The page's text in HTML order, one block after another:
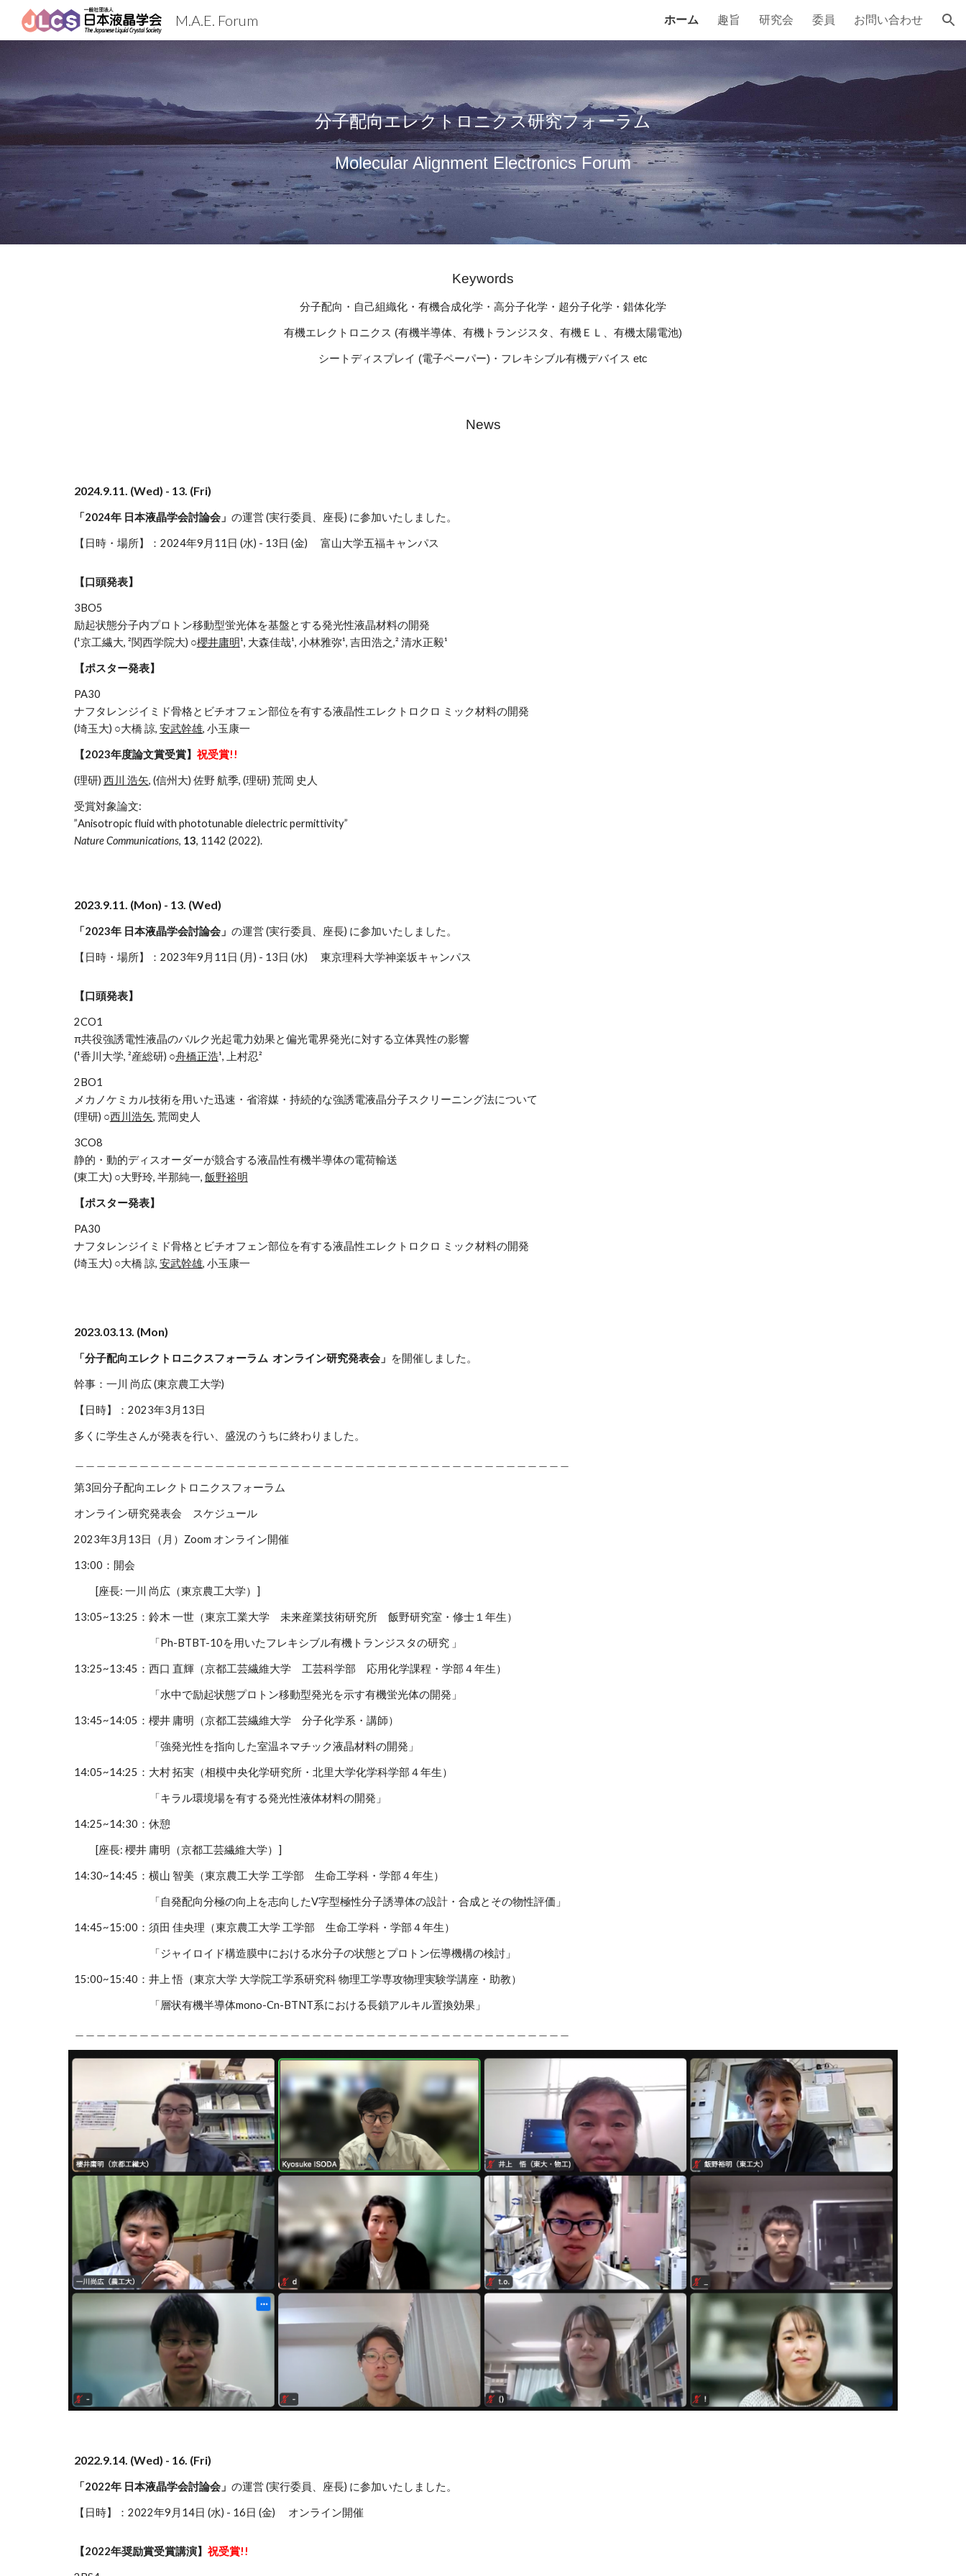
M.A.E. Forum ホーム 趣旨 研究会 委員 お問い合わせ
分子配向エレクトロニクス研究フォーラム
Molecular Alignment Electronics Forum
Keywords
分子配向・自己組織化・有機合成化学・高分子化学・超分子化学・錯体化学
有機エレクトロニクス (有機半導体、有機トランジスタ、有機ＥＬ、有機太陽電池)
シートディスプレイ (電子ペーパー)・フレキシブル有機デバイス etc
News
2024.9.11. (Wed) - 13. (Fri)
「2024年 日本液晶学会討論会」 の運営 (実行委員、座長) に参加いたしました。
【日時・場所】：2024年9月11日 (水) - 13日 (金) 富山大学五福キャンパス
【口頭発表】
3BO5
励起状態分子内プロトン移動型蛍光体を基盤とする発光性液晶材料の開発
(¹京工繊大, ²関西学院大) ○櫻井庸明¹, 大森佳哉¹, 小林雅弥¹, 吉田浩之,² 清水正毅¹
【ポスター発表】
PA30
ナフタレンジイミド骨格とビチオフェン部位を有する液晶性エレクトロクロ ミック材料の開発
(埼玉大) ○大橋 諒, 安武幹雄, 小玉康一
【2023年度論文賞受賞】 祝受賞!!
(理研) 西川 浩矢, (信州大) 佐野 航季, (理研) 荒岡 史人
受賞対象論文:
”Anisotropic fluid with phototunable dielectric permittivity”
Nature Communications, 13, 1142 (2022).
2023.9.11. (Mon) - 13. (Wed)
「2023年 日本液晶学会討論会」 の運営 (実行委員、座長) に参加いたしました。
【日時・場所】：2023年9月11日 (月) - 13日 (水) 東京理科大学神楽坂キャンパス
【口頭発表】
2CO1
π共役強誘電性液晶のバルク光起電力効果と偏光電界発光に対する立体異性の影響
(¹香川大学, ²産総研) ○舟橋正浩¹, 上村忍²
2BO1
メカノケミカル技術を用いた迅速・省溶媒・持続的な強誘電液晶分子スクリーニング法について
(理研) ○西川浩矢, 荒岡史人
3CO8
静的・動的ディスオーダーが競合する液晶性有機半導体の電荷輸送
(東工大) ○大野玲, 半那純一, 飯野裕明
【ポスター発表】
PA30
ナフタレンジイミド骨格とビチオフェン部位を有する液晶性エレクトロクロ ミック材料の開発
(埼玉大) ○大橋 諒, 安武幹雄, 小玉康一
2023.03.13. (Mon)
「分子配向エレクトロニクスフォーラム オンライン研究発表会」 を開催しました。
幹事： 一川 尚広(東京農工大学)
【日時】：2023年3月 13日
多くに学生さんが発表を行い、盛況のうちに終わりました。
第3回分子配向エレクトロニクスフォーラム
オンライン研究発表会 スケジュール
2023年3月13日（月）Zoom オンライン開催
13:00：開会
[座長: 一川 尚広（東京農工大学）]
13:05~13:25：鈴木 ⼀世（東京工業大学 未来産業技術研究所 飯野研究室・修士１年生）
「Ph-BTBT-10を用いたフレキシブル有機トランジスタの研究 」
13:25~13:45：西口 直輝（京都工芸繊維大学 工芸科学部 応用化学課程・学部４年生）
「水中で励起状態プロトン移動型発光を示す有機蛍光体の開発」
13:45~14:05：櫻井 庸明（京都工芸繊維大学 分子化学系・講師）
「強発光性を指向した室温ネマチック液晶材料の開発」
14:05~14:25：大村 拓実（相模中央化学研究所・北里大学化学科学部４年生）
「キラル環境場を有する​発光性液体材料の開発」
14:25~14:30：休憩
[座長: 櫻井 庸明（京都工芸繊維大学）]
14:30~14:45：横山 智美（東京農工大学 工学部 生命工学科・学部４年生）
「自発配向分極の向上を志向したV字型極性分子誘導体の設計・合成とその物性評価」
14:45~15:00：須田 佳央理（東京農工大学 工学部 生命工学科・学部４年生）
「ジャイロイド構造膜中における水分子の状態とプロトン伝導機構の検討」
15:00~15:40：井上 悟（東京大学 大学院工学系研究科 物理工学専攻物理実験学講座・助教）
「層状有機半導体mono-Cn-BTNT系における長鎖アルキル置換効果」
2022.9.14. (Wed) - 16. (Fri)
「2022年 日本液晶学会討論会」 の運営 (実行委員、座長) に参加いたしました。
【日時】：2022年9月14日 (水) - 16日 (金) オンライン開催
【2022年奨励賞受賞講演】 祝受賞!!